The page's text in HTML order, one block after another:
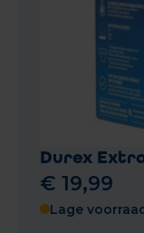
Durex
€ 19,99
Lage